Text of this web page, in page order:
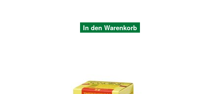
In den Warenkorb